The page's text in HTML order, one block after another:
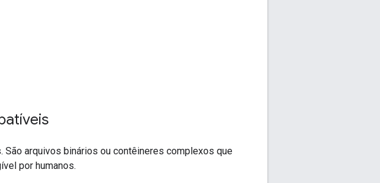
arquivos binários ou contêineres complexos que
por humanos.